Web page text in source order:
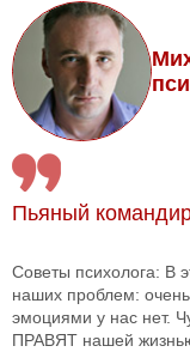
Пьяный
Советы психолога: В
наших проблем:
эмоциями у нас нет.
ПРАВЯТ нашей